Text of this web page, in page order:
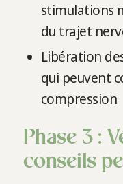
stimulations
du trajet
Libération
qui peuvent
compression
Phase 3 :
conseils